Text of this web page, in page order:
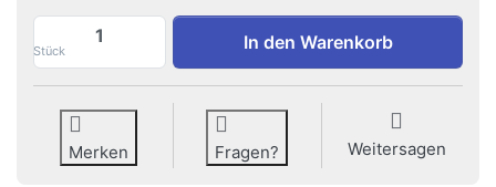
Stück
Schlaufen-Bilder flach zu 4,95 €, Menge
In den Warenkorb
Merken Fragen? Weitersagen